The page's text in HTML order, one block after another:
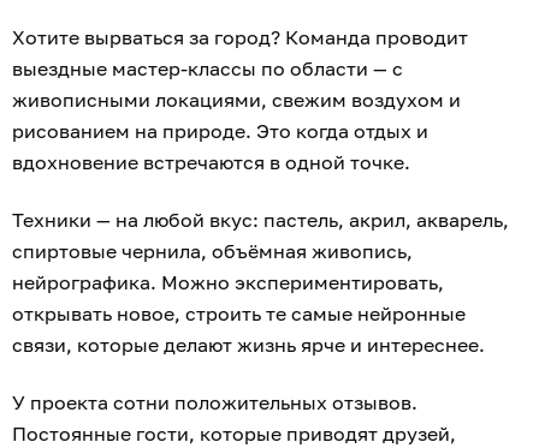
Хотите вырваться за город? Команда проводит
выездные мастер-классы по области — с
живописными локациями, свежим воздухом и
рисованием на природе. Это когда отдых и
вдохновение встречаются в одной точке.
Техники — на любой вкус: пастель, акрил, акварель,
спиртовые чернила, объёмная живопись,
нейрографика. Можно экспериментировать,
открывать новое, строить те самые нейронные
связи, которые делают жизнь ярче и интереснее.
У проекта сотни положительных отзывов.
Постоянные гости, которые приводят друзей,